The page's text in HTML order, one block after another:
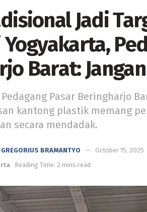
Jadi
Barat:
Pasar Beringharjo
kantong plastik memang
secara mendadak.
GREGORIUS BRAMANTYO
October 15, 2025
Reading Time: 2 mins read